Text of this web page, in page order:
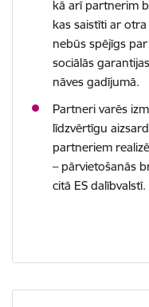
kā arī partnerim
kas saistīti ar
nebūs spējīgs
sociālās
nāves gadījumā.
Partneri varēs
līdzvērtīgu
partneriem
– pārvietošanās
citā ES dalībvalstī.